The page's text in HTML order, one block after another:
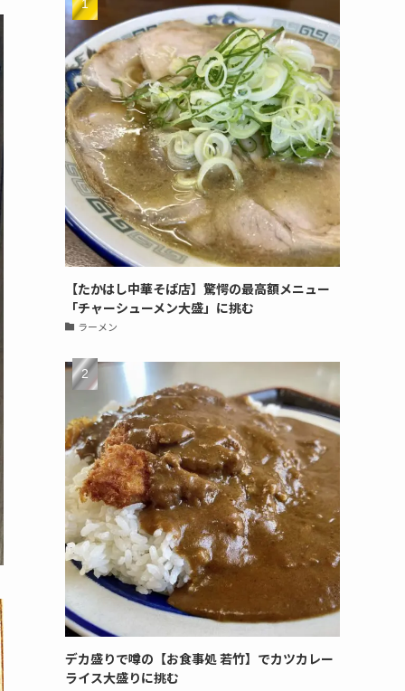
【たかはし中華そば店】驚愕の最高額メニュー
「チャーシューメン大盛」に挑む
ラーメン
デカ盛りで噂の【お食事処 若竹】でカツカレー
ライス大盛りに挑む